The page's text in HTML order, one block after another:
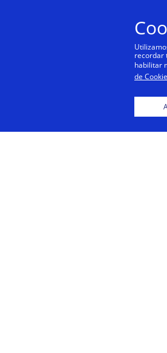
recordar
habilitar
de